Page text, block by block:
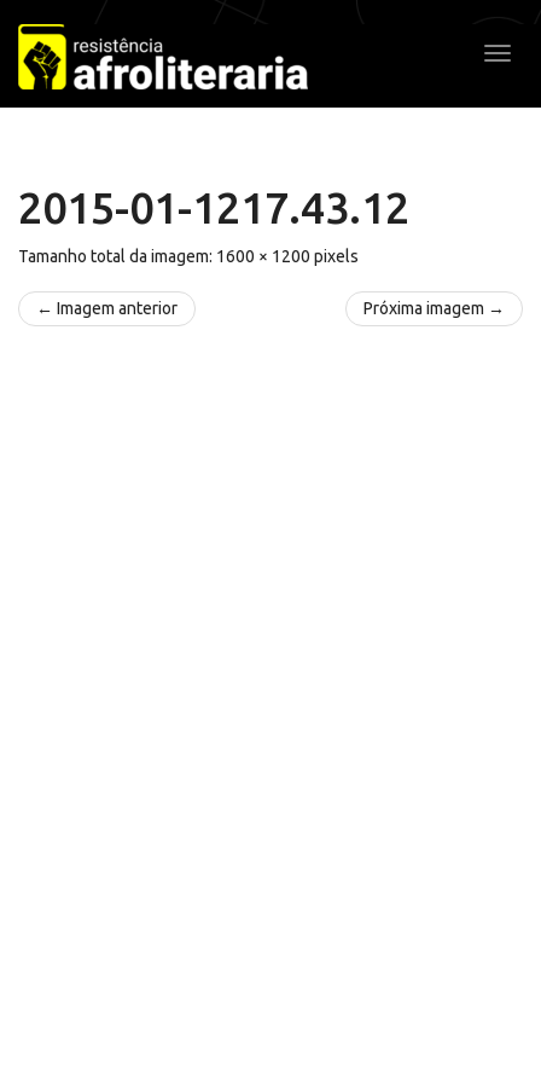
Pular
para
o
conteúdo
2015-01-1217.43.12
Tamanho total da imagem: 1600 × 1200 pixels
← Imagem anterior Próxima imagem →